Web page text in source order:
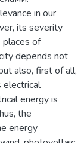
in our
its severity
places of
depends not
also, first of all,
electrical
energy is
the
energy